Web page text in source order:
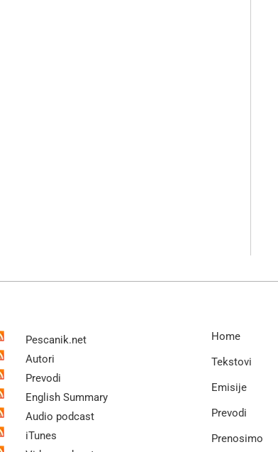
Pescanik.net
Autori
Prevodi
English Summary
Audio podcast
iTunes
Home
Tekstovi
Emisije
Prevodi
Prenosimo